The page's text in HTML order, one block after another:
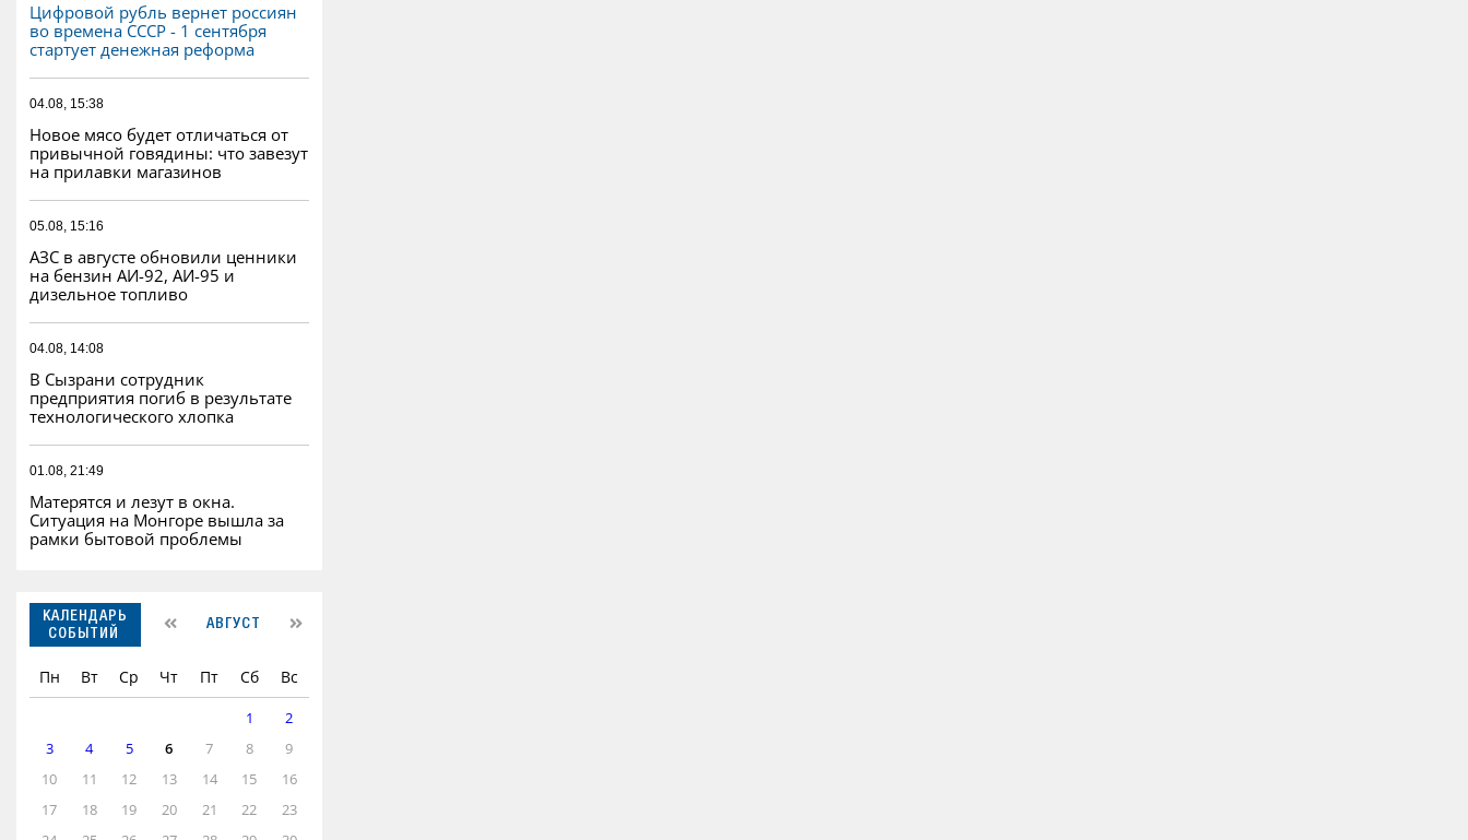
Цифровой рубль вернет россиян
во времена СССР - 1 сентября
стартует денежная реформа
04.08, 15:38
Новое мясо будет отличаться от
привычной говядины: что завезут
на прилавки магазинов
05.08, 15:16
АЗС в августе обновили ценники
на бензин АИ-92, АИ-95 и
дизельное топливо
04.08, 14:08
В Сызрани сотрудник
предприятия погиб в результате
технологического хлопка
01.08, 21:49
Матерятся и лезут в окна.
Ситуация на Монгоре вышла за
рамки бытовой проблемы
КАЛЕНДАРЬ
СОБЫТИЙ
АВГУСТ
Пн Вт Ср Чт Пт Сб Вс
1
2
3
4 5 6 7 8
9
10
11 12 13 14 15
16
17
18 19 20 21 22
23